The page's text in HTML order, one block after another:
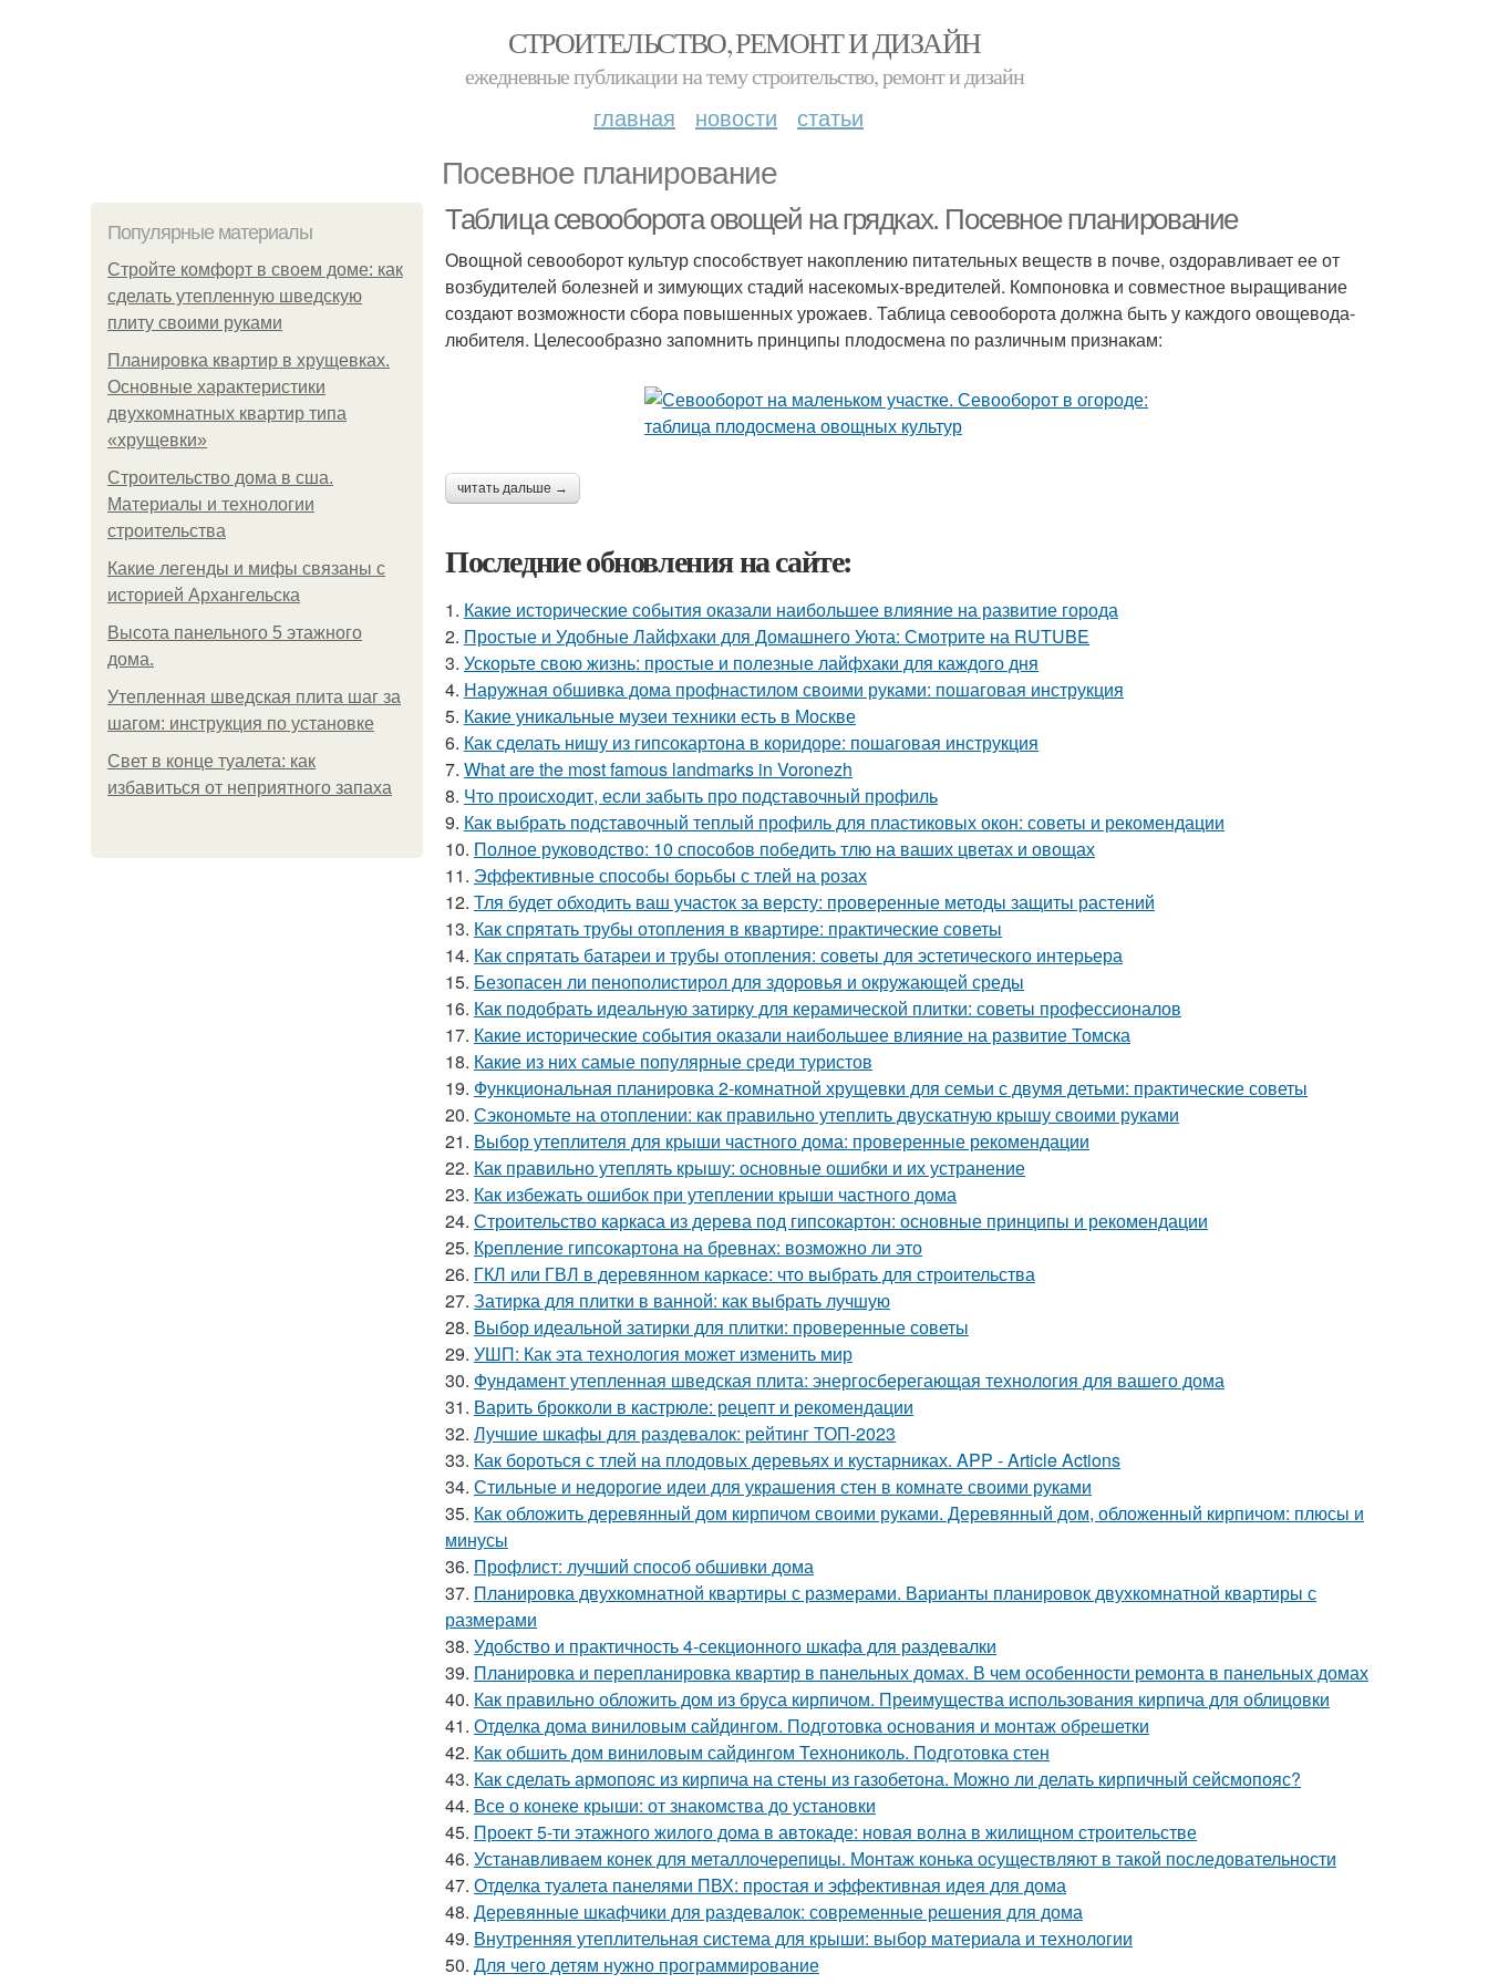
СТРОИТЕЛЬСТВО, РЕМОНТ И ДИЗАЙН
ежедневные публикации на тему строительство, ремонт и дизайн
главная новости статьи
Посевное планирование
Популярные материалы
Стройте комфорт в своем доме: как
сделать утепленную шведскую
плиту своими руками
Планировка квартир в хрущевках.
Основные характеристики
двухкомнатных квартир типа
«хрущевки»
Строительство дома в сша.
Материалы и технологии
строительства
Какие легенды и мифы связаны с
историей Архангельска
Высота панельного 5 этажного
дома.
Утепленная шведская плита шаг за
шагом: инструкция по установке
Свет в конце туалета: как
избавиться от неприятного запаха
Таблица севооборота овощей на грядках. Посевное планирование
Овощной севооборот культур способствует накоплению питательных веществ в почве, оздоравливает ее от
возбудителей болезней и зимующих стадий насекомых-вредителей. Компоновка и совместное выращивание
создают возможности сбора повышенных урожаев. Таблица севооборота должна быть у каждого овощевода-
любителя. Целесообразно запомнить принципы плодосмена по различным признакам:
читать дальше →
Последние обновления на сайте:
1. Какие исторические события оказали наибольшее влияние на развитие города
2. Простые и Удобные Лайфхаки для Домашнего Уюта: Смотрите на RUTUBE
3. Ускорьте свою жизнь: простые и полезные лайфхаки для каждого дня
4. Наружная обшивка дома профнастилом своими руками: пошаговая инструкция
5. Какие уникальные музеи техники есть в Москве
6. Как сделать нишу из гипсокартона в коридоре: пошаговая инструкция
7. What are the most famous landmarks in Voronezh
8. Что происходит, если забыть про подставочный профиль
9. Как выбрать подставочный теплый профиль для пластиковых окон: советы и рекомендации
10. Полное руководство: 10 способов победить тлю на ваших цветах и овощах
11. Эффективные способы борьбы с тлей на розах
12. Тля будет обходить ваш участок за версту: проверенные методы защиты растений
13. Как спрятать трубы отопления в квартире: практические советы
14. Как спрятать батареи и трубы отопления: советы для эстетического интерьера
15. Безопасен ли пенополистирол для здоровья и окружающей среды
16. Как подобрать идеальную затирку для керамической плитки: советы профессионалов
17. Какие исторические события оказали наибольшее влияние на развитие Томска
18. Какие из них самые популярные среди туристов
19. Функциональная планировка 2-комнатной хрущевки для семьи с двумя детьми: практические советы
20. Сэкономьте на отоплении: как правильно утеплить двускатную крышу своими руками
21. Выбор утеплителя для крыши частного дома: проверенные рекомендации
22. Как правильно утеплять крышу: основные ошибки и их устранение
23. Как избежать ошибок при утеплении крыши частного дома
24. Строительство каркаса из дерева под гипсокартон: основные принципы и рекомендации
25. Крепление гипсокартона на бревнах: возможно ли это
26. ГКЛ или ГВЛ в деревянном каркасе: что выбрать для строительства
27. Затирка для плитки в ванной: как выбрать лучшую
28. Выбор идеальной затирки для плитки: проверенные советы
29. УШП: Как эта технология может изменить мир
30. Фундамент утепленная шведская плита: энергосберегающая технология для вашего дома
31. Варить брокколи в кастрюле: рецепт и рекомендации
32. Лучшие шкафы для раздевалок: рейтинг ТОП-2023
33. Как бороться с тлей на плодовых деревьях и кустарниках. APP - Article Actions
34. Стильные и недорогие идеи для украшения стен в комнате своими руками
35. Как обложить деревянный дом кирпичом своими руками. Деревянный дом, обложенный кирпичом: плюсы и
минусы
36. Профлист: лучший способ обшивки дома
37. Планировка двухкомнатной квартиры с размерами. Варианты планировок двухкомнатной квартиры с
размерами
38. Удобство и практичность 4-секционного шкафа для раздевалки
39. Планировка и перепланировка квартир в панельных домах. В чем особенности ремонта в панельных домах
40. Как правильно обложить дом из бруса кирпичом. Преимущества использования кирпича для облицовки
41. Отделка дома виниловым сайдингом. Подготовка основания и монтаж обрешетки
42. Как обшить дом виниловым сайдингом Технониколь. Подготовка стен
43. Как сделать армопояс из кирпича на стены из газобетона. Можно ли делать кирпичный сейсмопояс?
44. Все о конеке крыши: от знакомства до установки
45. Проект 5-ти этажного жилого дома в автокаде: новая волна в жилищном строительстве
46. Устанавливаем конек для металлочерепицы. Монтаж конька осуществляют в такой последовательности
47. Отделка туалета панелями ПВХ: простая и эффективная идея для дома
48. Деревянные шкафчики для раздевалок: современные решения для дома
49. Внутренняя утеплительная система для крыши: выбор материала и технологии
50. Для чего детям нужно программирование